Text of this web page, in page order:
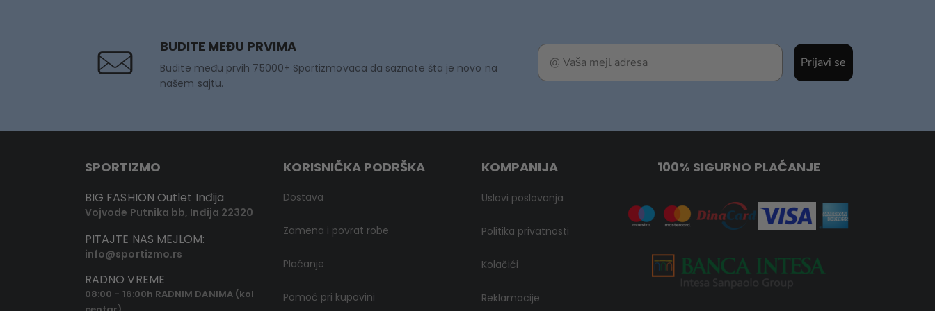
Prijavi se
BUDITE MEĐU PRVIMA
Budite među prvih 75000+ Sportizmovaca da saznate šta je novo na
našem sajtu.
SPORTIZMO
BIG FASHION Outlet Inđija
Vojvode Putnika bb, Inđija 22320
PITAJTE NAS MEJLOM:
info@sportizmo.rs
RADNO VREME
08:00 - 16:00h RADNIM DANIMA (kol
KORISNIČKA PODRŠKA
Dostava
Zamena i povrat robe
Plaćanje
Pomoć pri kupovini
KOMPANIJA
Uslovi poslovanja
Politika privatnosti
Kolačići
Reklamacije
100% SIGURNO PLAĆANJE